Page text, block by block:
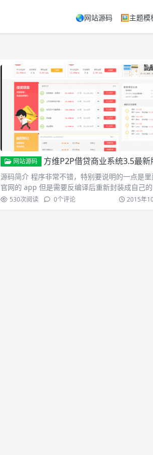
🌏网站源码 🖼️主题模
网站源码 方维P2P借贷商业系统3.5最新版+红/蓝两套模板+手机触屏版+
源码简介 程序非常不错，特别要说明的一点是里
官网的 app 但是需要反编译后重新封装成自己
才…530次阅读 0个评论 2015年